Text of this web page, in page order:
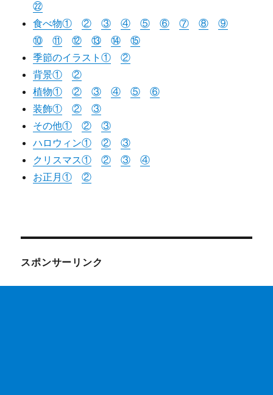
㉒
食べ物①
② ③ ④ ⑤ ⑥ ⑦ ⑧
⑨
⑩
⑪ ⑫ ⑬ ⑭
⑮
季節のイラスト①
②
背景①
②
植物①
② ③ ④ ⑤
⑥
装飾①
②
③
その他①
②
③
ハロウィン①
②
③
クリスマス①
② ③
④
お正月①
②
スポンサーリンク